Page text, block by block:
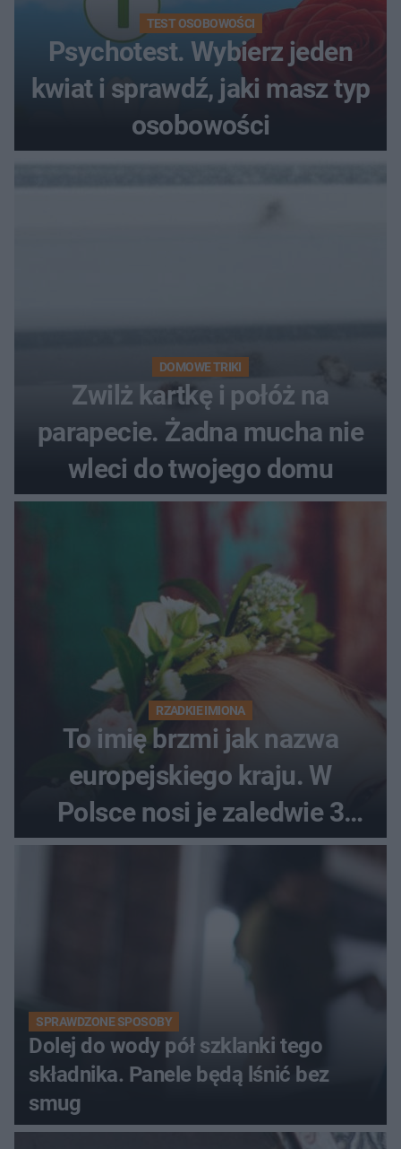
TEST OSOBOWOŚCI
Psychotest. Wybierz jeden
kwiat i sprawdź, jaki masz typ
osobowości
DOMOWE TRIKI
Zwilż kartkę i połóż na
parapecie. Żadna mucha nie
wleci do twojego domu
RZADKIE IMIONA
To imię brzmi jak nazwa
europejskiego kraju. W
Polsce nosi je zaledwie 3
kobiety
SPRAWDZONE SPOSOBY
Dolej do wody pół szklanki tego
składnika. Panele będą lśnić bez
smug